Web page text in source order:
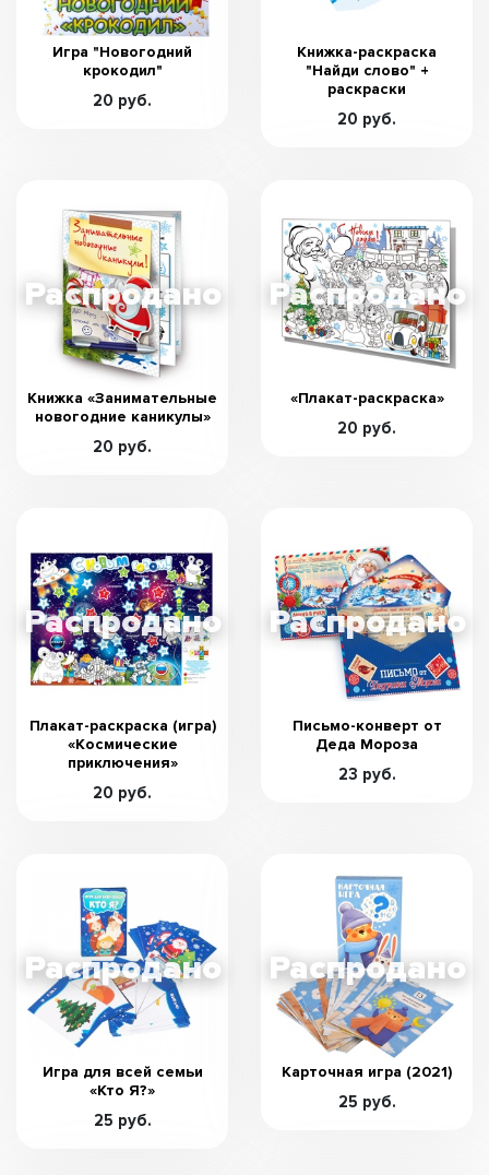
Игра "Новогодний
крокодил"
20 руб.
Книжка-раскраска
"Найди слово" +
раскраски
20 руб.
Книжка «Занимательные
новогодние каникулы»
20 руб.
«Плакат-раскраска»
20 руб.
Плакат-раскраска (игра)
«Космические
приключения»
20 руб.
Письмо-конверт от
Деда Мороза
23 руб.
Игра для всей семьи
«Кто Я?»
25 руб.
Карточная игра (2021)
25 руб.